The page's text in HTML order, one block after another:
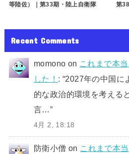
等陸佐）｜第33期・陸上自衛隊
第
Recent Comments
momono on これまで本
した！ : “2027年の中国に
的な政治的環境を考える
言…”
4月 2, 18:18
防衛小僧 on これまで本